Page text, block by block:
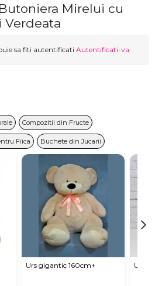
Mirelui cu
Verdeata
sa fiti autentificati Autentificati-va
Compozitii din Fructe
Fiica Buchete din Jucarii
Urs gigantic 160cm↑ Urs